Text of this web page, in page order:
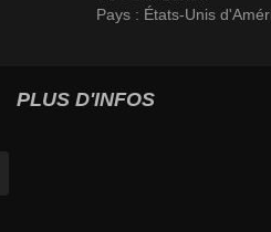
Pays : États-Unis
PLUS D'INFOS